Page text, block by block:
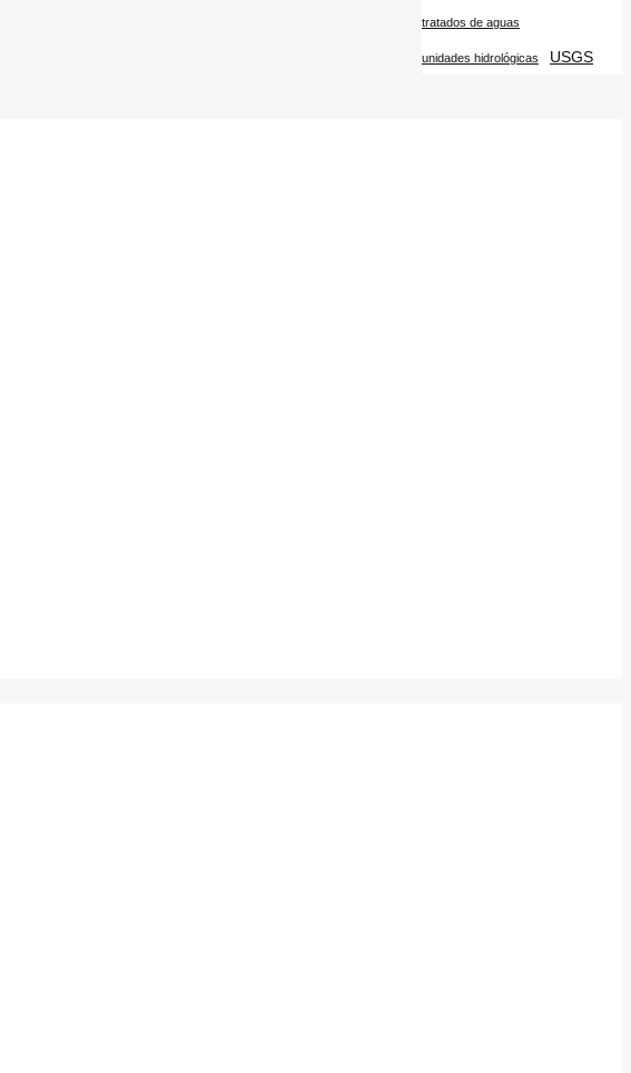
tratados de aguas
unidades hidrológicas USGS